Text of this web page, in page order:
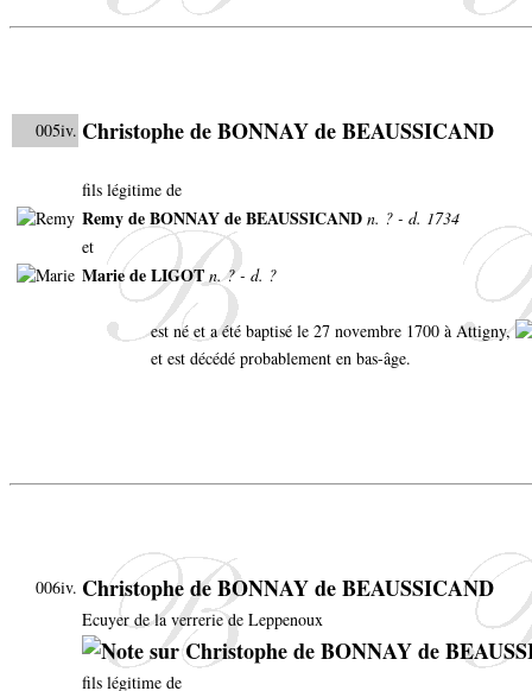
005iv. Christophe de BONNAY de BEAUSSICAND
fils légitime de
Remy de BONNAY de BEAUSSICAND n. ? - d. 1734
et
Marie de LIGOTn. ? - d. ?
est né et a été baptisé le 27 novembre 1700 à Attigny,
et est décédé probablement en bas-âge.
006iv. Christophe de BONNAY de BEAUSSICAND
Ecuyer de la verrerie de Leppenoux
fils légitime de